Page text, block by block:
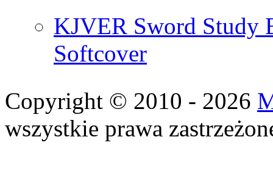
KJVER Sword Study
Softcover
Copyright © 2010 - 2026
wszystkie prawa